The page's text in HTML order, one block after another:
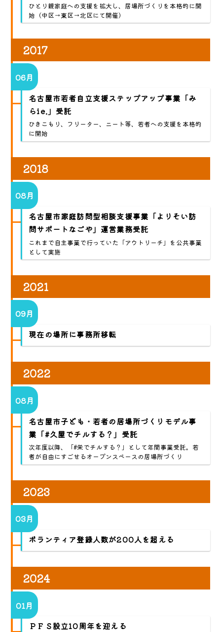
ひとり親家庭への支援を拡大し、居場所づくりを本格的に開
始（中区→東区→北区にて開催）
2017
06月
名古屋市若者自立支援ステップアップ事業「み
らie.」受託
ひきこもり、フリーター、ニート等、若者への支援を本格的
に開始
2018
08月
名古屋市家庭訪問型相談支援事業「よりそい訪
問サポートなごや」運営業務受託
これまで自主事業で行っていた「アウトリーチ」を公共事業
として実施
2021
09月
現在の場所に事務所移転
2022
08月
名古屋市子ども・若者の居場所づくりモデル事
業「#久屋でチルする？」受託
次年度以降、「#栄でチルする？」として年間事業受託。若
者が自由にすごせるオープンスペースの居場所づくり
2023
03月
ボランティア登録人数が200人を超える
2024
01月
ＰＦＳ設立10周年を迎える